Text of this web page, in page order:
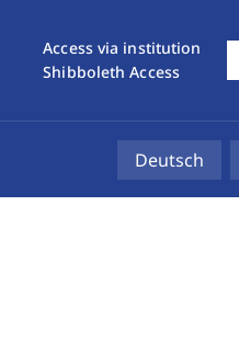
Access via institution
Shibboleth Access
Deutsch